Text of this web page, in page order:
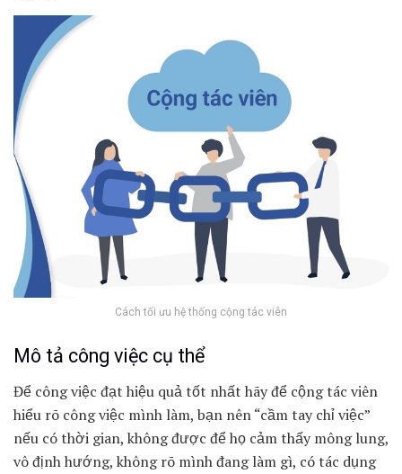
Cách tối ưu hệ thống cộng tác viên
Mô tả công việc cụ thể
Để công việc đạt hiệu quả tốt nhất hãy để cộng tác viên
hiểu rõ công việc mình làm, bạn nên “cầm tay chỉ việc”
nếu có thời gian, không được để họ cảm thấy mông lung,
vô định hướng, không rõ mình đang làm gì, có tác dụng